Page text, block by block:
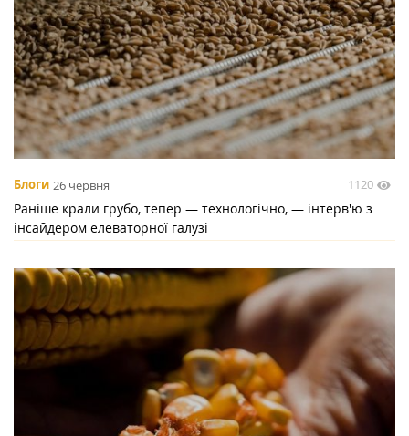
Блоги 26 червня 1120
Раніше крали грубо, тепер — технологічно, — інтерв'ю з
інсайдером елеваторної галузі